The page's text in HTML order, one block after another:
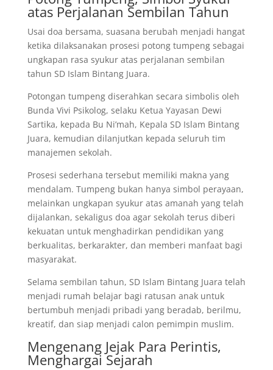
atas Perjalanan Sembilan Tahun
Usai doa bersama, suasana berubah menjadi hangat
ketika dilaksanakan prosesi potong tumpeng sebagai
ungkapan rasa syukur atas perjalanan sembilan
tahun SD Islam Bintang Juara.
Potongan tumpeng diserahkan secara simbolis oleh
Bunda Vivi Psikolog, selaku Ketua Yayasan Dewi
Sartika, kepada Bu Ni’mah, Kepala SD Islam Bintang
Juara, kemudian dilanjutkan kepada seluruh tim
manajemen sekolah.
Prosesi sederhana tersebut memiliki makna yang
mendalam. Tumpeng bukan hanya simbol perayaan,
melainkan ungkapan syukur atas amanah yang telah
dijalankan, sekaligus doa agar sekolah terus diberi
kekuatan untuk menghadirkan pendidikan yang
berkualitas, berkarakter, dan memberi manfaat bagi
masyarakat.
Selama sembilan tahun, SD Islam Bintang Juara telah
menjadi rumah belajar bagi ratusan anak untuk
bertumbuh menjadi pribadi yang beradab, berilmu,
kreatif, dan siap menjadi calon pemimpin muslim.
Mengenang Jejak Para Perintis,
Menghargai Sejarah